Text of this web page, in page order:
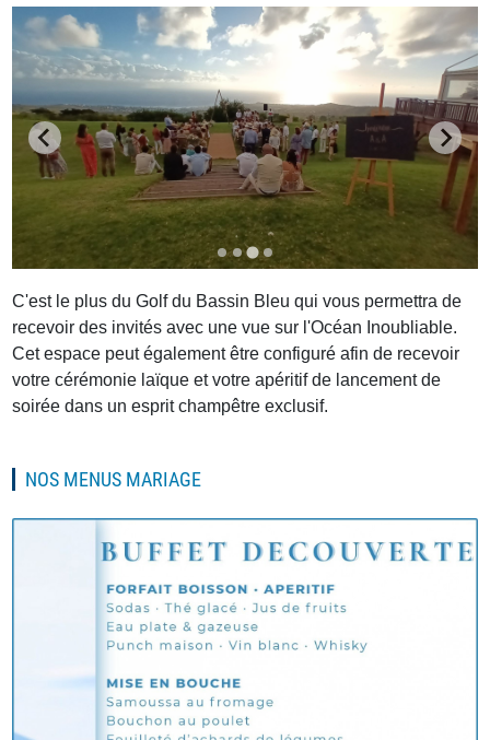
C'est le plus du Golf du Bassin Bleu qui vous permettra de
recevoir des invités avec une vue sur l'Océan Inoubliable.
Cet espace peut également être configuré afin de recevoir
votre cérémonie laïque et votre apéritif de lancement de
soirée dans un esprit champêtre exclusif.
NOS MENUS MARIAGE